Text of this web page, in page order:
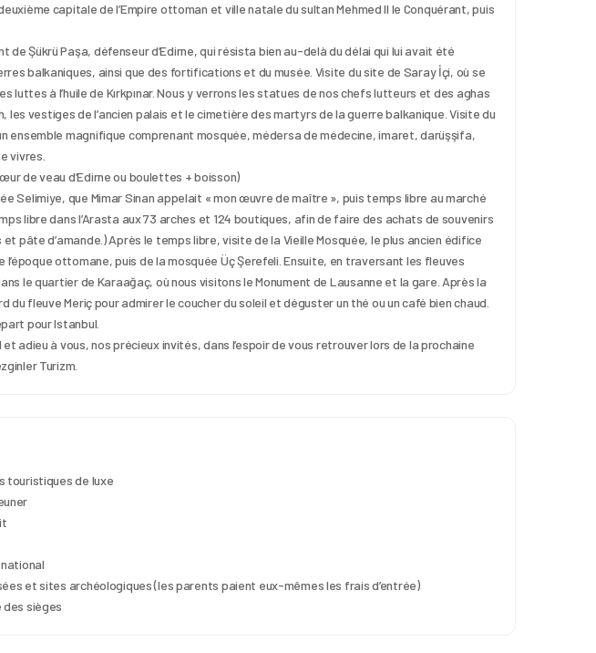
capitale de l’Empire ottoman et ville natale du sultan Mehmed II le Conquérant, puis
de Şükrü Paşa, défenseur d’Edirne, qui résista bien au-delà du délai qui lui avait été
balkaniques, ainsi que des fortifications et du musée. Visite du site de Saray İçi, où se
luttes à l’huile de Kırkpınar. Nous y verrons les statues de nos chefs lutteurs et des aghas
les vestiges de l’ancien palais et le cimetière des martyrs de la guerre balkanique. Visite du
ensemble magnifique comprenant mosquée, médersa de médecine, imaret, darüşşifa,
vivres.
de veau d’Edirne ou boulettes + boisson)
Selimiye, que Mimar Sinan appelait « mon œuvre de maître », puis temps libre au marché
libre dans l’Arasta aux 73 arches et 124 boutiques, afin de faire des achats de souvenirs
pâte d’amande.) Après le temps libre, visite de la Vieille Mosquée, le plus ancien édifice
l’époque ottomane, puis de la mosquée Üç Şerefeli. Ensuite, en traversant les fleuves
le quartier de Karaağaç, où nous visitons le Monument de Lausanne et la gare. Après la
du fleuve Meriç pour admirer le coucher du soleil et déguster un thé ou un café bien chaud.
pour Istanbul.
adieu à vous, nos précieux invités, dans l’espoir de vous retrouver lors de la prochaine
Turizm.
touristiques de luxe
et sites archéologiques (les parents paient eux-mêmes les frais d’entrée)
des sièges